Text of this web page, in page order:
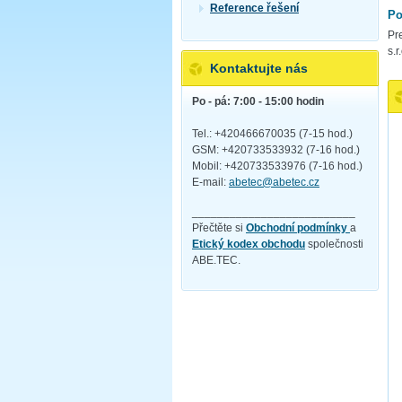
Reference řešení
Kontaktujte nás
Po - pá: 7:00 - 15:00 hodin
Tel.: +420466670035 (7-15 hod.)
GSM: +420733533932 (7-16 hod.)
Mobil: +420733533976 (7-16 hod.)
E-mail: abetec@abetec.cz
Přečtěte si Obchodní podmínky a
Etický kodex obchodu společnosti
ABE.TEC.